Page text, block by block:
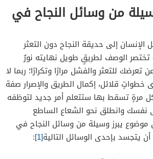
من وسائل النجاح في
الإنسان إلى حديقة النجاح دون التعثر
تختصر الوصف لطريقٍ طويل نهايته نورُ
تعرضك للتعثر والفشل مرارًا وتكرارًا؛ ربما لا
قلائل، إكمال الطريق والإصرار صفة
مرةٍ تسقط بها ستتعلم أمر جديد لتوظفه
نفسك وانطلق نحو الشعاع الساطع
موضوع يبرز وسيلة من وسائل النجاح في
أن يتجسد بإحدى الوسائل التالية[1]
: